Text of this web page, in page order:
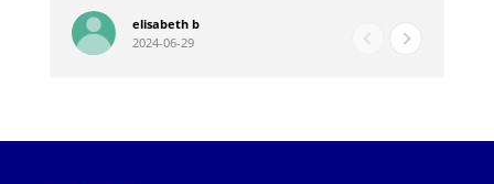
pour les restaurants . A la fin de notre séjour
nous étions plus avec une amie qu' une guide
elisabeth b
2024-06-29